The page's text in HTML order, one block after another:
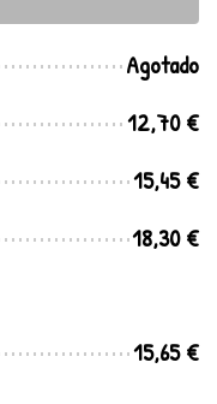
Agotado
12,70 €
15,45 €
18,30 €
15,65 €